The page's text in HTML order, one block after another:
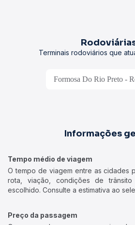
Terminais rodoviários que
Formosa Do Rio Preto -
Informações
Tempo médio de viagem
O tempo de viagem entre as cidades
rota, viação, condições de
escolhido. Consulte a estimativa ao
Preço da passagem